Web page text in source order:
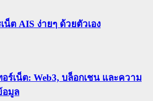
น็ต AIS ง่ายๆ ด้วยตัวเอง
ร์เน็ต: Web3, บล็อกเชน และความ
อมูล